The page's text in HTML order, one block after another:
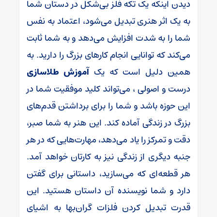
دیدن اینکه یک تکه فلز بی‌شکل در دستان شما
به یک اثر هنری تبدیل می‌شود، اعتماد به نفس
شما را به شدت افزایش می‌دهد و به شما ثابت
می‌کند که توانایی انجام کارهای بزرگ را دارید. به
همین دلیل است که یکآموزش طلاسازی
درست و اصولی ، می‌تواند کلید موفقیت شما در
این حوزه باشد و شما را برای برداشتن قدم‌های
بزرگ در زندگی آماده کند. این هنر به شما صبر،
دقت و تمرکز را یاد می‌دهد، مهارت‌هایی که در هر
جنبه دیگری از زندگی نیز به کارتان خواهد آمد.
هر قطعه‌ای که می‌سازید، داستانی برای گفتن
دارد و شما نویسنده آن داستان هستید. این
قدرت تبدیل کردن فلزات گران‌بها به اشیای